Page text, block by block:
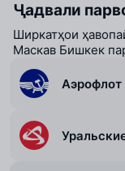
Ҷадвали
Ширкатҳои
Маскав Бишкек
Аэрофлот